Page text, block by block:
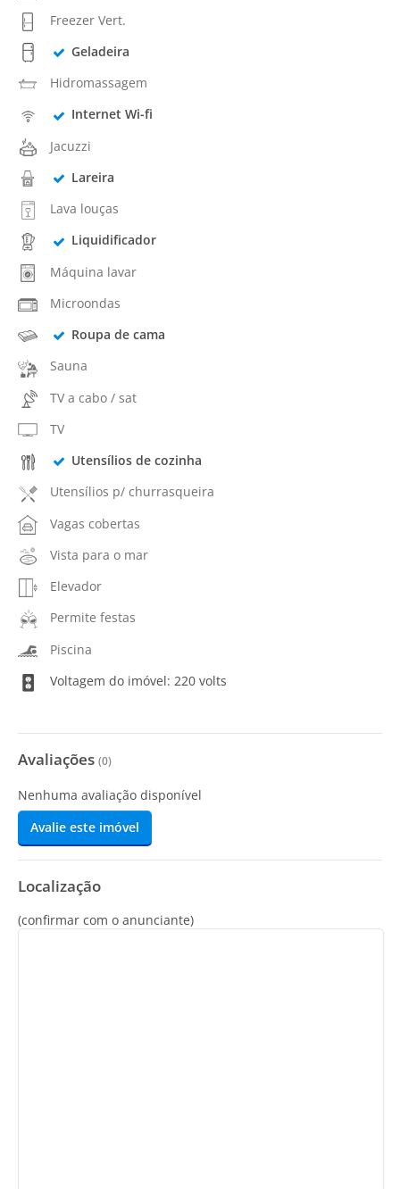
Freezer Vert.
Geladeira
Hidromassagem
Internet Wi-fi
Jacuzzi
Lareira
Lava louças
Liquidificador
Máquina lavar
Microondas
Roupa de cama
Sauna
TV a cabo / sat
TV
Utensílios de cozinha
Utensílios p/ churrasqueira
Vagas cobertas
Vista para o mar
Elevador
Permite festas
Piscina
Voltagem do imóvel: 220 volts
Avaliações (0)
Nenhuma avaliação disponível
Avalie este imóvel
Localização
(confirmar com o anunciante)